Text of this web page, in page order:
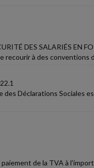
DES SALARIÉS EN
recourir à des
des Déclarations Sociales
de la TVA à